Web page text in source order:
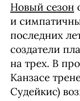
Новый сезон
и
последних
создатели
на трех. В
Канзасе
Судейкис)